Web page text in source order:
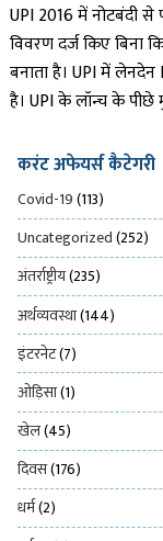
UPI 2016 में नोटबंदी
विवरण दर्ज किए
बनाता है। UPI में
है। UPI के लॉन्च के पीछे
करंट अफेयर्स कैटेगरी
Covid-19(113)
Uncategorized(252)
अंतर्राष्ट्रीय(235)
अर्थव्यवस्था(144)
इंटरनेट(7)
ओड़िसा(1)
खेल(45)
दिवस(176)
धर्म(2)